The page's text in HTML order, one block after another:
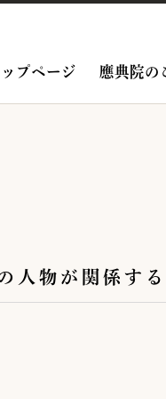
ップページ 應典院の
人物が関係す